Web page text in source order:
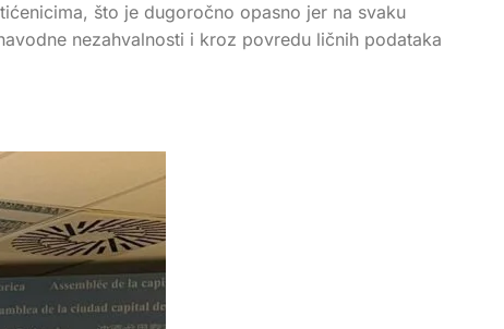
što je dugoročno opasno jer na svaku
nezahvalnosti i kroz povredu ličnih podataka